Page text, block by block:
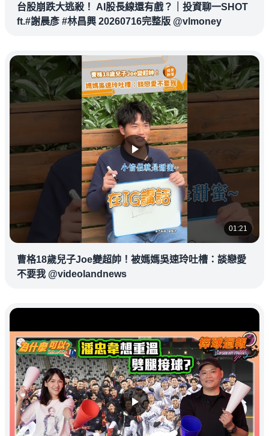
台股崩跌大逃殺！ AI股長線還有戲？｜投資聊一SHOT
ft.#謝晨彥 #林昌興 20260716完整版 @vlmoney
01:21
曹格18歲兒子Joe變超帥！被媽媽吳速玲吐槽：談戀愛
不要我 @videolandnews